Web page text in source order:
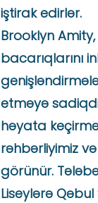
iştirak edirlər.
Brooklyn
bacarıqlarını
etməyə
həyata
rəhbərliyimiz
görünür.
Liseylərə Qəbul